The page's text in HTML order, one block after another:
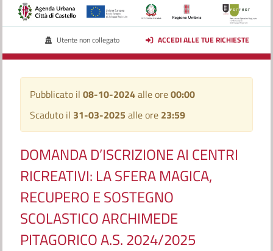
Utente non collegato ACCEDI ALLE TUE RICHIESTE
Pubblicato il 08-10-2024alle ore00:00
Scaduto il 31-03-2025 alle ore 23:59
DOMANDA D’ISCRIZIONE AI CENTRI
RICREATIVI: LA SFERA MAGICA,
RECUPERO E SOSTEGNO
SCOLASTICO ARCHIMEDE
PITAGORICO A.S. 2024/2025